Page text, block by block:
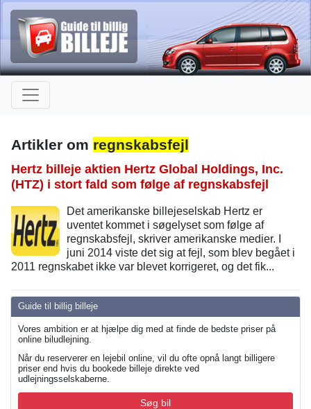
Guide til billig billeje
Vores ambition er at hjælpe dig med at finde de bedste priser på
online biludlejning.
Når du reserverer en lejebil online, vil du ofte opnå langt billigere
priser end hvis du bookede billeje direkte ved
udlejningsselskaberne.
Søg bil
Artikler om regnskabsfejl
Hertz billeje aktien Hertz Global Holdings, Inc.
(HTZ) i stort fald som følge af regnskabsfejl
Det amerikanske billejeselskab Hertz er
uventet kommet i søgelyset som følge af
regnskabsfejl, skriver amerikanske medier. I
juni 2014 viste det sig at fejl, som blev begået i
2011 regnskabet ikke var blevet korrigeret, og det fik...